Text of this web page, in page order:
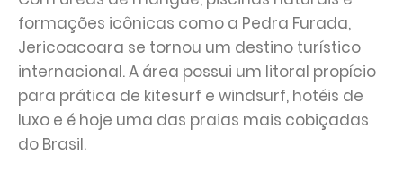
formações icônicas como a Pedra Furada,
Jericoacoara se tornou um destino turístico
internacional. A área possui um litoral propício
para prática de kitesurf e windsurf, hotéis de
luxo e é hoje uma das praias mais cobiçadas
do Brasil.